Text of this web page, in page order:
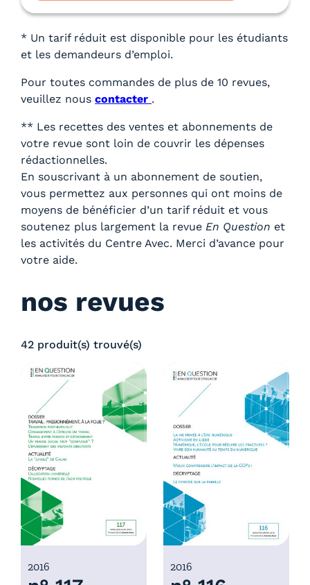
* Un tarif réduit est disponible pour les étudiants
et les demandeurs d’emploi.
Pour toutes commandes de plus de 10 revues,
veuillez nous contacter .
** Les recettes des ventes et abonnements de
votre revue sont loin de couvrir les dépenses
rédactionnelles.
En souscrivant à un abonnement de soutien,
vous permettez aux personnes qui ont moins de
moyens de bénéficier d’un tarif réduit et vous
soutenez plus largement la revue En Question et
les activités du Centre Avec. Merci d’avance pour
votre aide.
nos revues
42 produit(s) trouvé(s)
2016 2016